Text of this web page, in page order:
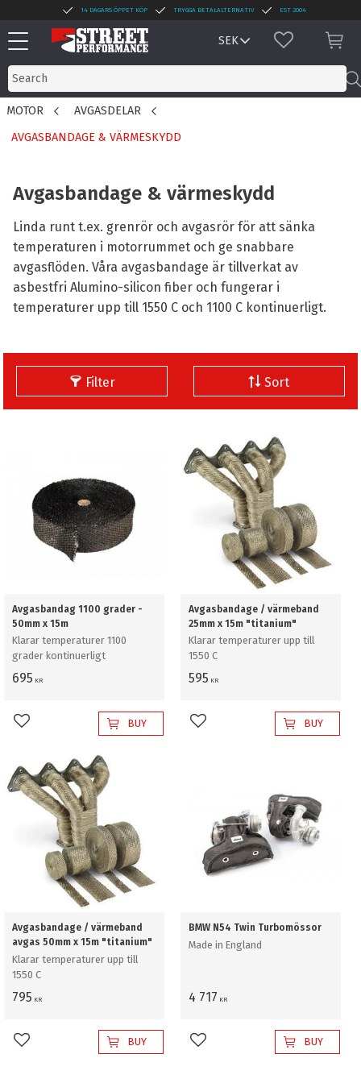
Menu
14 DAGARS ÖPPET KÖP TRYGGA BETALALTERNATIV EST 2004
FAVORITES
MOTOR
AVGASDELAR
AVGASBANDAGE & VÄRMESKYDD
Avgasbandage & värmeskydd
Linda runt t.ex. grenrör och avgasrör för att sänka
temperaturen i motorrummet och ge snabbare
avgasflöden. Våra avgasbandage är tillverkat av
asbestfri Alumino-silicon fiber och fungerar i
temperaturer upp till 1550 C och 1100 C kontinuerligt.
Filter Sort
Avgasbandag 1100 grader -
50mm x 15m
Klarar temperaturer 1100
grader kontinuerligt
695 KR
Add to favorites BUY
Avgasbandage / värmeband
25mm x 15m "titanium"
Klarar temperaturer upp till
1550 C
595 KR
Add to favorites BUY
Avgasbandage / värmeband
avgas 50mm x 15m "titanium"
Klarar temperaturer upp till
1550 C
795 KR
Add to favorites BUY
BMW N54 Twin Turbomössor
Made in England
4 717 KR
Add to favorites BUY